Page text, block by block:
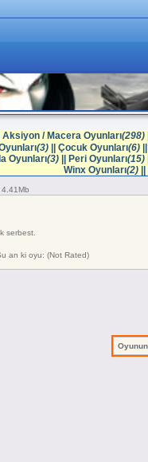
Aksiyon / Macera Oyunları(298)||
(3)|| Çocuk Oyunları(6)||
Oyunları(3) Peri Oyunları(15)
Winx Oyunları(2)
4.41Mb
serbest.
an ki oyu: (Not Rated)